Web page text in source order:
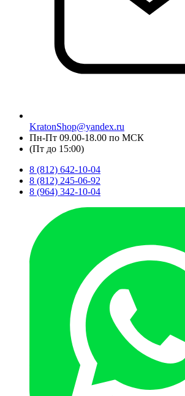
KratonShop@yandex.ru
Пн-Пт 09.00-18.00 по МСК
(Пт до 15:00)
8 (812) 642-10-04
8 (812) 245-06-92
8 (964) 342-10-04